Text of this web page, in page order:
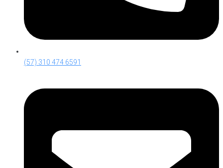
(57) 310 474 6591